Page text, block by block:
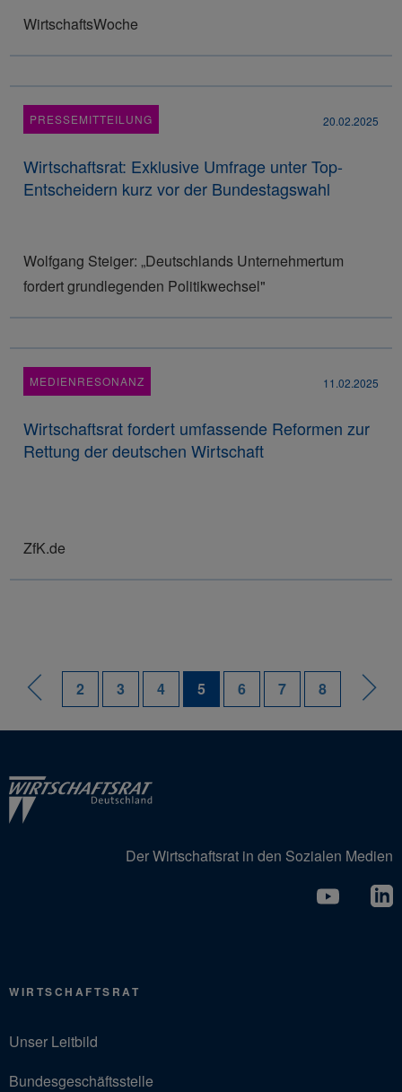
WirtschaftsWoche
PRESSEMITTEILUNG 20.02.2025
Wirtschaftsrat: Exklusive Umfrage unter Top-
Entscheidern kurz vor der Bundestagswahl
Wolfgang Steiger: „Deutschlands Unternehmertum
fordert grundlegenden Politikwechsel"
MEDIENRESONANZ 11.02.2025
Wirtschaftsrat fordert umfassende Reformen zur
Rettung der deutschen Wirtschaft
ZfK.de
2 3 4 5 6 7 8
Der Wirtschaftsrat in den Sozialen Medien
WIRTSCHAFTSRAT
Unser Leitbild
Bundesgeschäftsstelle